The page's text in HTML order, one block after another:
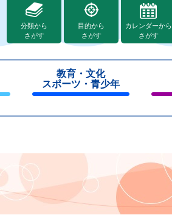
分類から
さがす
目的から
さがす
カレンダーから
さがす
教育・文化
スポーツ・青少年
じ
じ